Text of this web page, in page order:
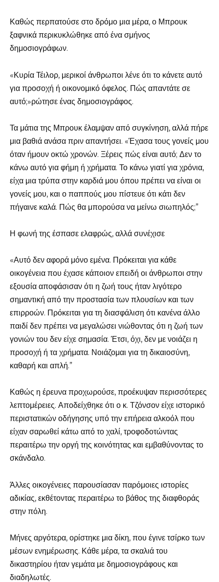
Καθώς περπατούσε στο δρόμο μια μέρα, ο Μπρουκ
ξαφνικά περικυκλώθηκε από ένα σμήνος
δημοσιογράφων.
«Κυρία Τέιλορ, μερικοί άνθρωποι λένε ότι το κάνετε αυτό
για προσοχή ή οικονομικό όφελος. Πώς απαντάτε σε
αυτό;»ρώτησε ένας δημοσιογράφος.
Τα μάτια της Μπρουκ έλαμψαν από συγκίνηση, αλλά πήρε
μια βαθιά ανάσα πριν απαντήσει. «Έχασα τους γονείς μου
όταν ήμουν οκτώ χρονών. Ξέρεις πώς είναι αυτό; Δεν το
κάνω αυτό για φήμη ή χρήματα. Το κάνω γιατί για χρόνια,
είχα μια τρύπα στην καρδιά μου όπου πρέπει να είναι οι
γονείς μου, και ο παππούς μου πίστευε ότι κάτι δεν
πήγαινε καλά. Πώς θα μπορούσα να μείνω σιωπηλός;”
Η φωνή της έσπασε ελαφρώς, αλλά συνέχισε
«Αυτό δεν αφορά μόνο εμένα. Πρόκειται για κάθε
οικογένεια που έχασε κάποιον επειδή οι άνθρωποι στην
εξουσία αποφάσισαν ότι η ζωή τους ήταν λιγότερο
σημαντική από την προστασία των πλουσίων και των
επιρροών. Πρόκειται για τη διασφάλιση ότι κανένα άλλο
παιδί δεν πρέπει να μεγαλώσει νιώθοντας ότι η ζωή των
γονιών του δεν είχε σημασία. Έτσι, όχι, δεν με νοιάζει η
προσοχή ή τα χρήματα. Νοιάζομαι για τη δικαιοσύνη,
καθαρή και απλή.”
Καθώς η έρευνα προχωρούσε, προέκυψαν περισσότερες
λεπτομέρειες. Αποδείχθηκε ότι ο κ. Τζόνσον είχε ιστορικό
περιστατικών οδήγησης υπό την επήρεια αλκοόλ που
είχαν σαρωθεί κάτω από το χαλί, τροφοδοτώντας
περαιτέρω την οργή της κοινότητας και εμβαθύνοντας το
σκάνδαλο.
Άλλες οικογένειες παρουσίασαν παρόμοιες ιστορίες
αδικίας, εκθέτοντας περαιτέρω το βάθος της διαφθοράς
στην πόλη.
Μήνες αργότερα, ορίστηκε μια δίκη, που έγινε τσίρκο των
μέσων ενημέρωσης. Κάθε μέρα, τα σκαλιά του
δικαστηρίου ήταν γεμάτα με δημοσιογράφους και
διαδηλωτές.